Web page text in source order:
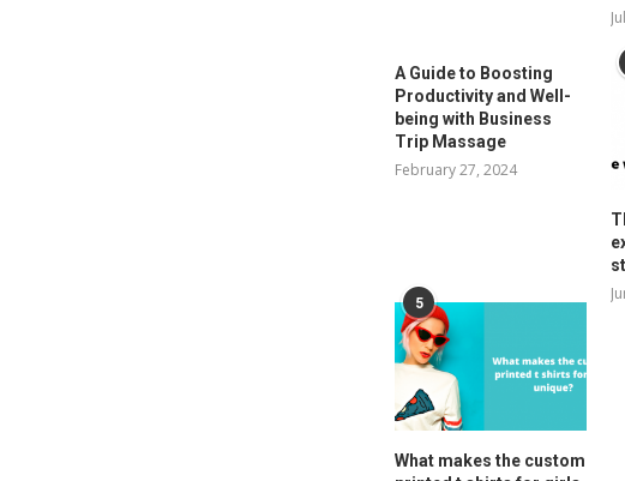
A Guide to Boosting
Productivity and Well-
being with Business
Trip Massage
February 27, 2024
5
What makes the custom